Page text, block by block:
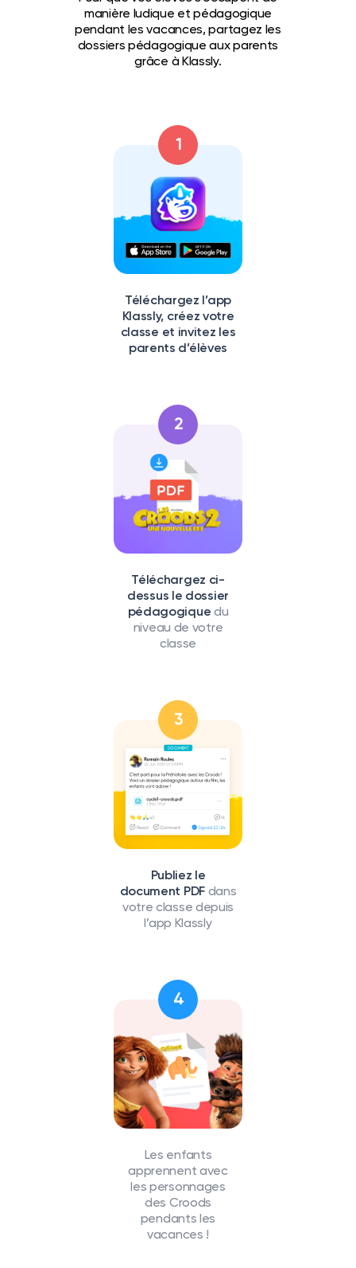
manière ludique et pédagogique
pendant les vacances, partagez les
dossiers pédagogique aux parents
grâce à Klassly.
1
Téléchargez l’app
Klassly, créez votre
classe et invitez les
parents d’élèves
2
Téléchargez ci-
dessus le dossier
pédagogique du
niveau de votre
classe
3
Publiez le
document PDFdans
votre classe depuis
l’app Klassly
4
Les enfants
apprennent avec
les personnages
des Croods
pendants les
vacances !